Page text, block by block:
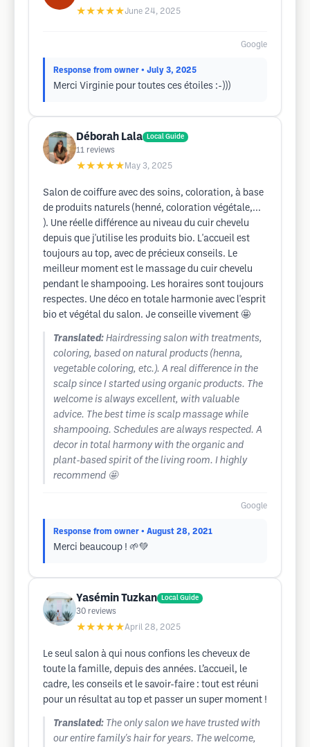
★★★★★June 24, 2025
Google
Response from owner • July 3, 2025
Merci Virginie pour toutes ces étoiles :-)))
Déborah Lala Local Guide
11 reviews
★★★★★ May 3, 2025
Salon de coiffure avec des soins, coloration, à base
de produits naturels (henné, coloration végétale,...
). Une réelle différence au niveau du cuir chevelu
depuis que j'utilise les produits bio. L'accueil est
toujours au top, avec de précieux conseils. Le
meilleur moment est le massage du cuir chevelu
pendant le shampooing. Les horaires sont toujours
respectes. Une déco en totale harmonie avec l'esprit
bio et végétal du salon. Je conseille vivement 🤩
Translated: Hairdressing salon with treatments,
coloring, based on natural products (henna,
vegetable coloring, etc.). A real difference in the
scalp since I started using organic products. The
welcome is always excellent, with valuable
advice. The best time is scalp massage while
shampooing. Schedules are always respected. A
decor in total harmony with the organic and
plant-based spirit of the living room. I highly
recommend 🤩
Google
Response from owner • August 28, 2021
Merci beaucoup ! 🌱💚
Yasémin Tuzkan Local Guide
30 reviews
★★★★★April 28, 2025
Le seul salon à qui nous confions les cheveux de
toute la famille, depuis des années. L’accueil, le
cadre, les conseils et le savoir-faire : tout est réuni
pour un résultat au top et passer un super moment !
Translated: The only salon we have trusted with
our entire family's hair for years. The welcome,